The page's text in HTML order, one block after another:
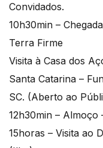
Convidados.
10h30min –
Terra Firme
Visita à Casa dos
Santa Catarina –
SC. (Aberto ao
12h30min – Almoço
15horas – Visita ao